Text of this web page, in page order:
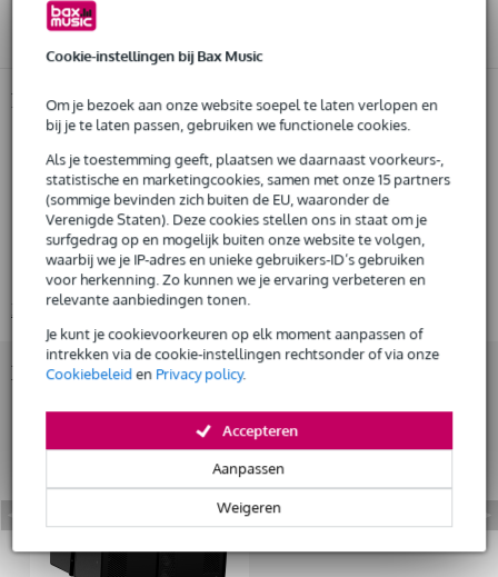
Cookie-instellingen bij Bax Music
Om je bezoek aan onze website soepel te laten verlopen en
bij je te laten passen, gebruiken we functionele cookies.
Als je toestemming geeft, plaatsen we daarnaast voorkeurs-,
statistische en marketingcookies, samen met onze 15 partners
(sommige bevinden zich buiten de EU, waaronder de
Verenigde Staten). Deze cookies stellen ons in staat om je
surfgedrag op en mogelijk buiten onze website te volgen,
waarbij we je IP-adres en unieke gebruikers-ID’s gebruiken
voor herkenning. Zo kunnen we je ervaring verbeteren en
relevante aanbiedingen tonen.
Je kunt je cookievoorkeuren op elk moment aanpassen of
intrekken via de cookie-instellingen rechtsonder of via onze
Cookiebeleiden Privacy policy.
Weigeren
Aanpassen
Accepteren
€ 2.500,-
Gratis
Al na 4 maanden maandelijks opzegbaar
Snelle vervanging door Bax Music bij een defect
Huur dit product
Productinformatie
Presonus CDL10P
actieve fullrange luidspreker
te gebruiken als:
monitor
topkast (single)
stack (tot 2 stuks)
Bekijk alle productspecificaties
Bekijk ook eens (1)